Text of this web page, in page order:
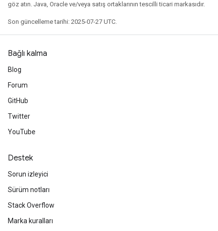
göz atın. Java, Oracle ve/veya satış ortaklarının tescilli ticari markasıdır.
Son güncelleme tarihi: 2025-07-27 UTC.
Bağlı kalma
Blog
Forum
GitHub
Twitter
YouTube
Destek
Sorun izleyici
Sürüm notları
Stack Overflow
Marka kuralları